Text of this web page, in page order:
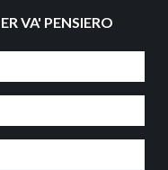
VA' PENSIERO